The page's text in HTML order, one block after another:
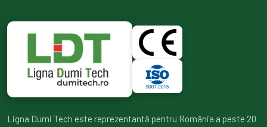
Ligna Dumi Tech este reprezentantă pentru România a peste 20